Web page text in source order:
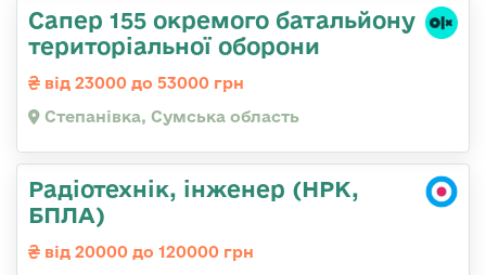
Сапер 155 окремого батальйону
територіальної оборони
від 23000 до 53000 грн
Степанівка, Сумська область
Радіотехнік, інженер (НРК,
БПЛА)
від 20000 до 120000 грн